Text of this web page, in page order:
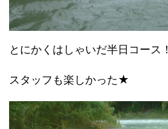
とにかくはしゃいだ半日コース！
スタッフも楽しかった★